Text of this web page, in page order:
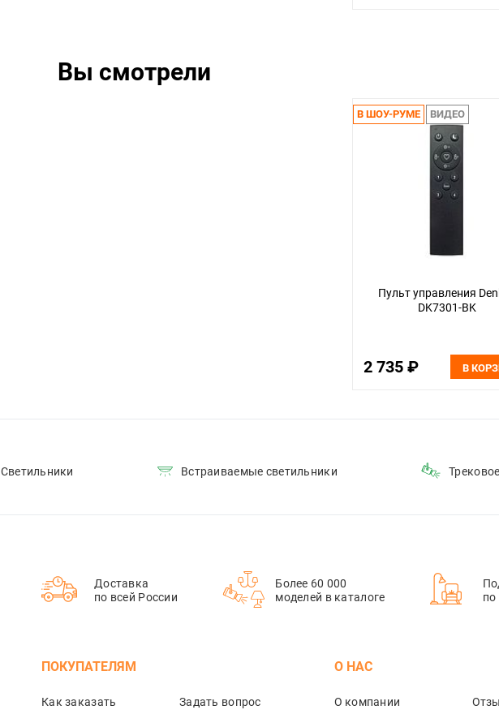
Вы смотрели
В ШОУ-РУМЕ ВИДЕО
Пульт управления
DK7301-BK
2 735 ₽ В
Светильники Встраиваемые светильники
Доставка
по всей России
Более 60 000
моделей в каталоге
по
ПОКУПАТЕЛЯМ
Как заказать Задать вопрос
О НАС
О компании